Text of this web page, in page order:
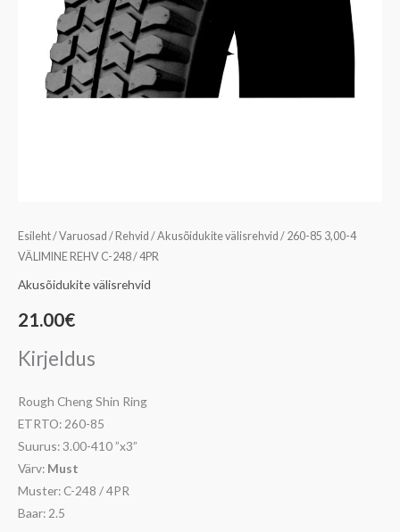
Esileht/Varuosad / Rehvid /Akusõidukite välisrehvid / 260-85 3,00-4
VÄLIMINE REHV C-248 / 4PR
Akusõidukite välisrehvid
21.00€
Kirjeldus
Rough Cheng Shin Ring
ETRTO: 260-85
Suurus: 3.00-410 ”x3”
Värv: Must
Muster: C-248 / 4PR
Baar: 2.5